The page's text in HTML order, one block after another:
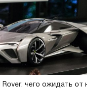
Полтава
Сумы5
Ужгород4
Херсон16
Черкассы
Черновцы7
Rover: чего ожидать от